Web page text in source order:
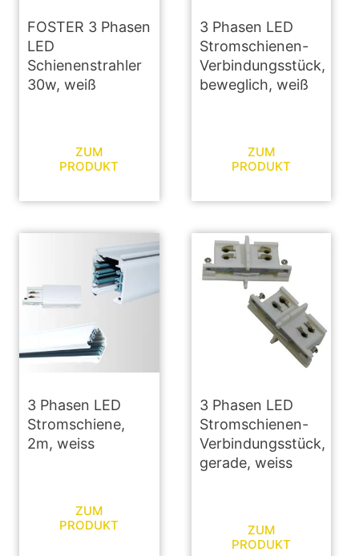
FOSTER 3 Phasen
LED
Schienenstrahler
30w, weiß
ZUM
PRODUKT
3 Phasen LED
Stromschienen-
Verbindungsstück,
beweglich, weiß
ZUM
PRODUKT
3 Phasen LED
Stromschiene,
2m, weiss
ZUM
PRODUKT
3 Phasen LED
Stromschienen-
Verbindungsstück,
gerade, weiss
ZUM
PRODUKT